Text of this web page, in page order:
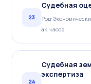
23
Судебная
Род:
ак. часов
24
Судебная
экспертиза